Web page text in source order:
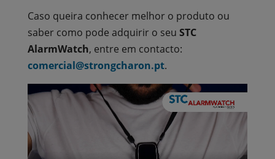
Caso queira conhecer melhor o produto ou
saber como pode adquirir o seu STC
AlarmWatch, entre em contacto:
comercial@strongcharon.pt.